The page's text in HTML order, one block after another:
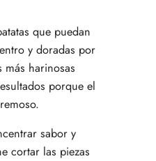
que puedan
y doradas por
más harinosas
porque el
sabor y
cortar las piezas